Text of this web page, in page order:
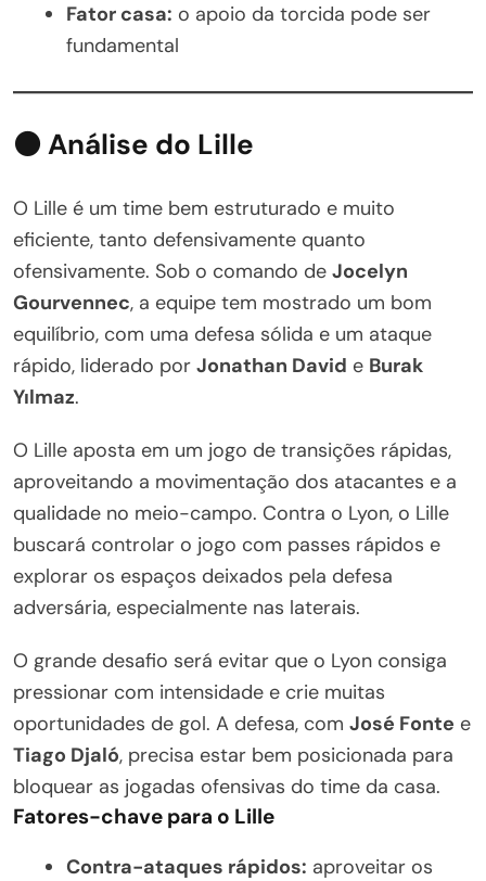
Fator casa: o apoio da torcida pode ser
fundamental
⚫ Análise do Lille
O Lille é um time bem estruturado e muito
eficiente, tanto defensivamente quanto
ofensivamente. Sob o comando de Jocelyn
Gourvennec, a equipe tem mostrado um bom
equilíbrio, com uma defesa sólida e um ataque
rápido, liderado por Jonathan David e Burak
Yılmaz.
O Lille aposta em um jogo de transições rápidas,
aproveitando a movimentação dos atacantes e a
qualidade no meio-campo. Contra o Lyon, o Lille
buscará controlar o jogo com passes rápidos e
explorar os espaços deixados pela defesa
adversária, especialmente nas laterais.
O grande desafio será evitar que o Lyon consiga
pressionar com intensidade e crie muitas
oportunidades de gol. A defesa, com José Fonte e
Tiago Djaló, precisa estar bem posicionada para
bloquear as jogadas ofensivas do time da casa.
Fatores-chave para o Lille
Contra-ataques rápidos: aproveitar os